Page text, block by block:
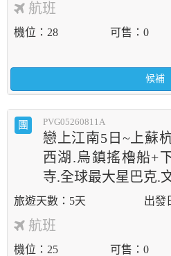
航班
機位 28 可售 0
候補
團 PVG05260811A
戀上江南5日~上蘇
西湖.烏鎮搖櫓船+
寺.全球最大星巴克.
5天
航班
機位 25 可售 0